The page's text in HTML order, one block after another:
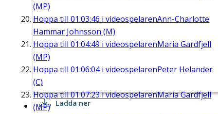
(MP)
Hoppa till 01:03:46 i videospelarenAnn-Charlotte
Hammar Johnsson (M)
Hoppa till 01:04:49 i videospelarenMaria Gardfjell
(MP)
Hoppa till 01:06:04i videospelarenPeter Helander
(C)
Hoppa till01:07:23i videospelarenMaria Gardfjell
(MP) Ladda ner